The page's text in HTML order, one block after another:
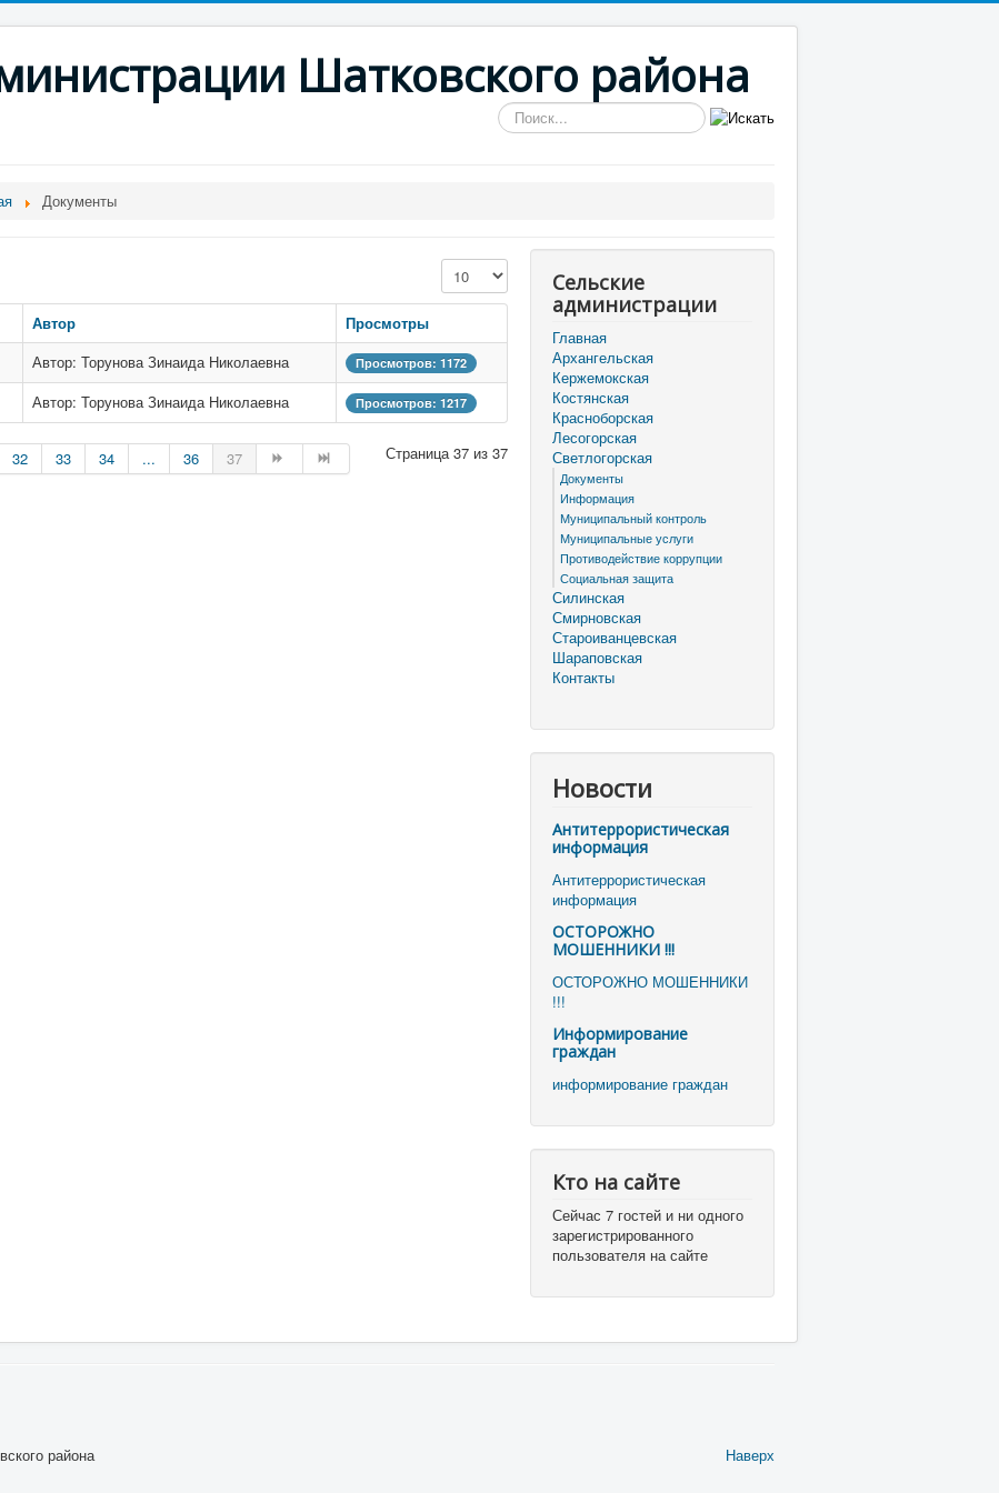
Шатковского района
Искать...
Документы
Кол-во строк:
Автор
Просмотры
Автор: Торунова Зинаида Николаевна Просмотров: 1172
Автор: Торунова Зинаида Николаевна Просмотров: 1217
Страница 37 из 37
32 33 34 ... 36 37
Сельские
администрации
Главная
Архангельская
Кержемокская
Костянская
Красноборская
Лесогорская
Светлогорская
Документы
Информация
Муниципальный контроль
Муниципальные услуги
Противодействие коррупции
Социальная защита
Силинская
Смирновская
Староиванцевская
Шараповская
Контакты
Новости
Антитеррористическая
информация
Антитеррористическая
информация
ОСТОРОЖНО
МОШЕННИКИ !!!
ОСТОРОЖНО МОШЕННИКИ
!!!
Информирование
граждан
информирование граждан
Кто на сайте
Сейчас 7 гостей и ни одного
зарегистрированного
пользователя на сайте
Наверх
района